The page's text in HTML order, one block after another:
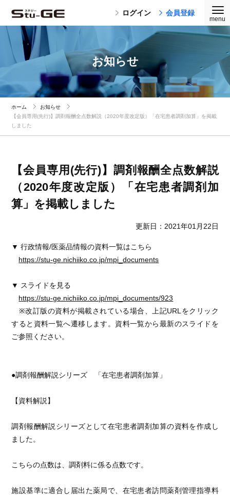
ログイン 会員登録
お知らせ
ホーム
お知らせ
【会員専用(先行)】調剤報酬全点数解説（2020年度改定版）「在宅患者調剤加算」を掲載
しました
【会員専用(先行)】調剤報酬全点数解説
（2020年度改定版）「在宅患者調剤加
算」を掲載しました
更新日：2021年01月22日
▼ 行政情報/医薬品情報の資料一覧はこちら
https://stu-ge.nichiiko.co.jp/mpi_documents
▼ スライドを見る
https://stu-ge.nichiiko.co.jp/mpi_documents/923
※改訂版の資料が掲載されている場合、上記URLをクリック
すると資料一覧へ遷移します。資料一覧から最新のスライドを
ご参照ください。
●調剤報酬解説シリーズ 「在宅患者調剤加算」
【資料解説】
調剤報酬解説シリーズとして在宅患者調剤加算の資料を作成し
ました。
こちらの点数は、調剤料に係る点数です。
施設基準に適合し届出た薬局で、在宅患者訪問薬剤管理指導料